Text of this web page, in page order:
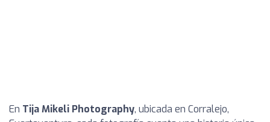
En Tija Mikeli Photography, ubicada en Corralejo,